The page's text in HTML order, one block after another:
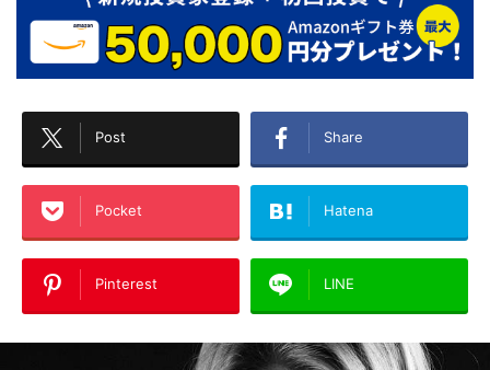
Post Share
Pocket Hatena
Pinterest LINE